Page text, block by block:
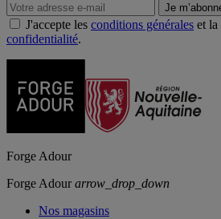
J'accepte les conditions générales et la
confidentialité.
Forge Adour
Forge Adour arrow_drop_down
Nos magasins